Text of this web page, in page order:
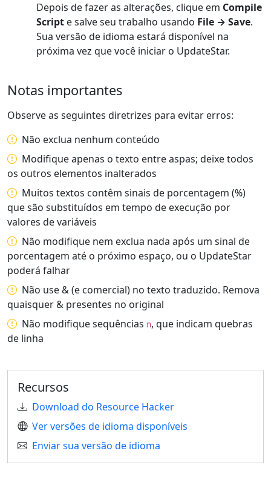
Depois de fazer as alterações, clique em Compile
Script e salve seu trabalho usando File → Save.
Sua versão de idioma estará disponível na
próxima vez que você iniciar o UpdateStar.
Notas importantes
Observe as seguintes diretrizes para evitar erros:
Não exclua nenhum conteúdo
Modifique apenas o texto entre aspas; deixe todos
os outros elementos inalterados
Muitos textos contêm sinais de porcentagem (%)
que são substituídos em tempo de execução por
valores de variáveis
Não modifique nem exclua nada após um sinal de
porcentagem até o próximo espaço, ou o UpdateStar
poderá falhar
Não use & (e comercial) no texto traduzido. Remova
quaisquer & presentes no original
Não modifique sequências n, que indicam quebras
de linha
Recursos
Download do Resource Hacker
Ver versões de idioma disponíveis
Enviar sua versão de idioma